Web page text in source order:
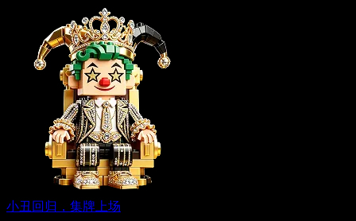
小丑回归，集牌上场